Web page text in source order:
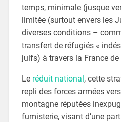
temps, minimale (jusque
limitée (surtout envers les
diverses conditions –
transfert de réfugiés «
juifs) à travers la France de
Le réduit national, cette
repli des forces armées
montagne réputées
fumisterie, visant d’une